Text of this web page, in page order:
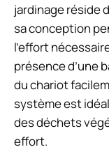
jardinage réside
sa conception
l’effort
présence d’une
du chariot
système est
des déchets
effort.